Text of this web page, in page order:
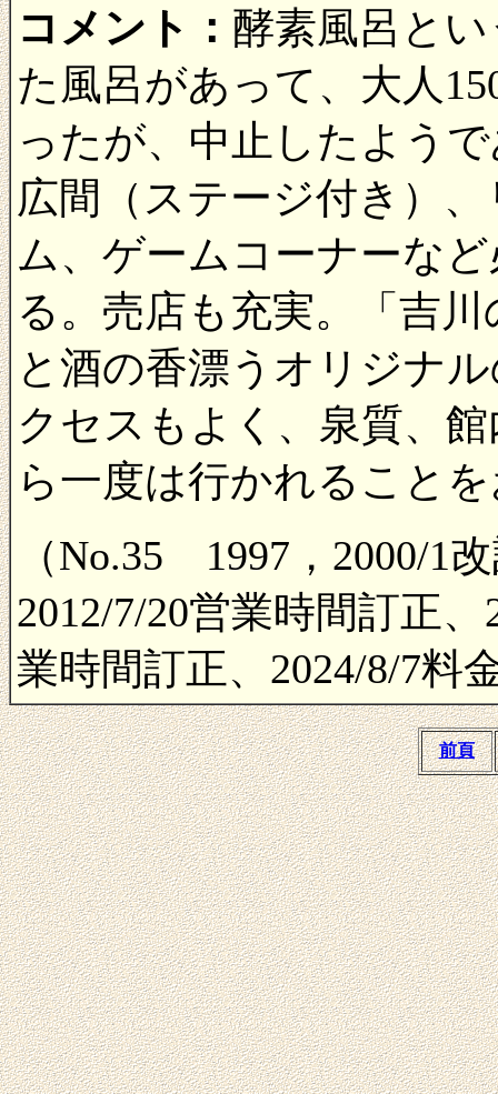
コメント： 酵素風呂と
た風呂があって、大人
ったが、中止したよう
広間（ステージ付き）
ム、ゲームコーナーな
る。売店も充実。「吉
と酒の香漂うオリジナ
クセスもよく、泉質、
ら一度は行かれること
（No.35 1997，2000/1
2012/7/20営業時間訂正
業時間訂正、2024/8/7料
前頁